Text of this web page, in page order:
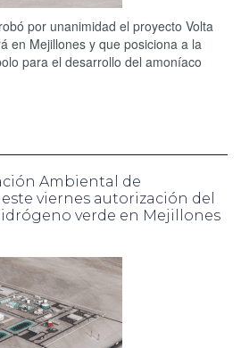
por unanimidad el proyecto Volta
en Mejillones y que posiciona a la
para el desarrollo del amoníaco
Ambiental de
viernes autorización del
verde en Mejillones